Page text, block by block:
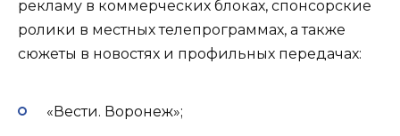
рекламу в коммерческих блоках, спонсорские
ролики в местных телепрограммах, а также
сюжеты в новостях и профильных передачах:
«Вести. Воронеж»;